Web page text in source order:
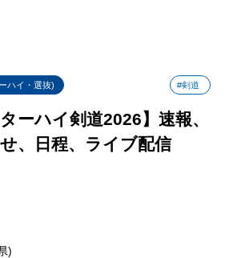
ハイ・選抜) #剣道
ーハイ剣道2026】速報、
、日程、ライブ配信
)